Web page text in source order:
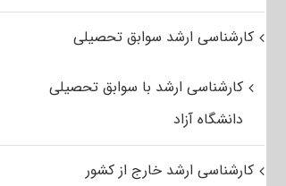
کارشناسی ارشد سوابق تحصیلی
کارشناسی ارشد با سوابق تحصیلی
دانشگاه آزاد
کارشناسی ارشد خارج از کشور